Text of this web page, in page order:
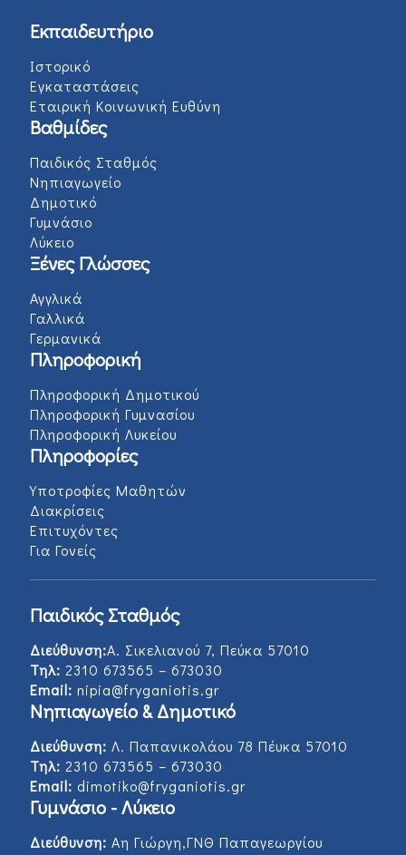
Εκπαιδευτήριο
Ιστορικό
Εγκαταστάσεις
Εταιρική Κοινωνική Ευθύνη
Βαθμίδες
Παιδικός Σταθμός
Νηπιαγωγείο
Δημοτικό
Γυμνάσιο
Λύκειο
Ξένες Γλώσσες
Αγγλικά
Γαλλικά
Γερμανικά
Πληροφορική
Πληροφορική Δημοτικού
Πληροφορική Γυμνασίου
Πληροφορική Λυκείου
Πληροφορίες
Υποτροφίες Μαθητών
Διακρίσεις
Επιτυχόντες
Για Γονείς
Παιδικός Σταθμός
Διεύθυνση:Α. Σικελιανού 7, Πεύκα 57010
Τηλ: 2310 673565 – 673030
Email: nipia@fryganiotis.gr
Νηπιαγωγείο & Δημοτικό
Διεύθυνση: Λ. Παπανικολάου 78 Πέυκα 57010
Τηλ: 2310 673565 – 673030
Email: dimotiko@fryganiotis.gr
Γυμνάσιο - Λύκειο
Διεύθυνση: Αη Γιώργη,ΓΝΘ Παπαγεωργίου